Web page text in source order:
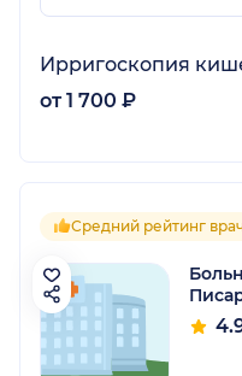
Ирригоскопия
от 1 700 ₽
Средний рейтинг